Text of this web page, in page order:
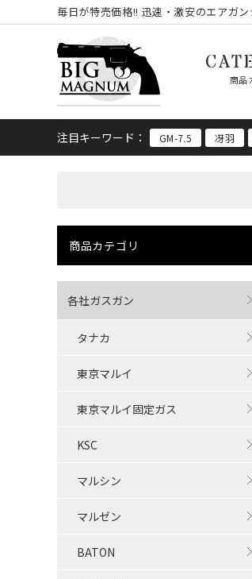
毎日が特売価格!! 迅速・激安のエアガ
商品
注目キーワード： GM-7.5 冴羽
商品カテゴリ
各社ガスガン
タナカ
東京マルイ
東京マルイ固定ガス
KSC
マルシン
マルゼン
BATON